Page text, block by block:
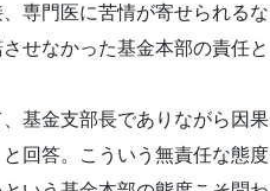
専門医に苦情が寄せられるな
せなかった基金本部の責任と
基金支部長でありながら因果
回答。こういう無責任な態度